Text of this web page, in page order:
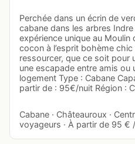
Perchée dans un écrin de
cabane dans les arbres
expérience unique au Moulin
cocon à l’esprit bohème
ressourcer, que ce soit pour
une escapade entre amis ou
logement Type : Cabane
partir de : 95€/nuit Région :
Cabane · Châteauroux ·
voyageurs · À partir de 95 €